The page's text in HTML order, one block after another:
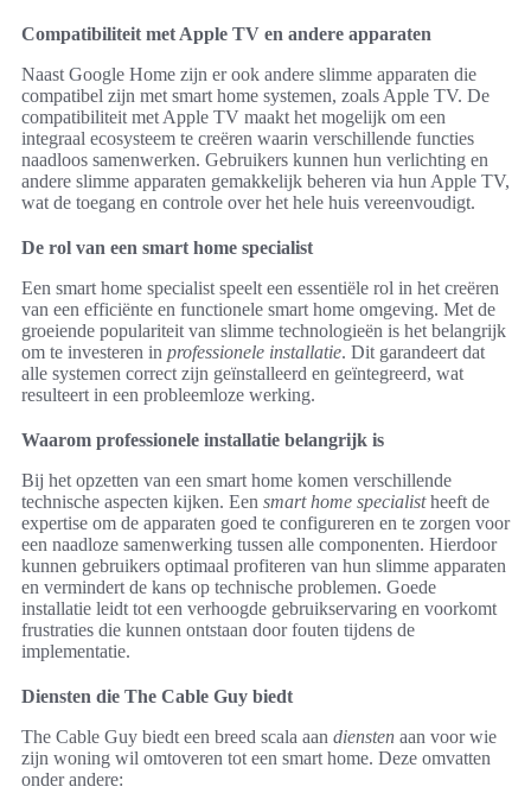
Compatibiliteit met Apple TV en andere apparaten
Naast Google Home zijn er ook andere slimme apparaten die
compatibel zijn met smart home systemen, zoals Apple TV. De
compatibiliteit met Apple TV maakt het mogelijk om een
integraal ecosysteem te creëren waarin verschillende functies
naadloos samenwerken. Gebruikers kunnen hun verlichting en
andere slimme apparaten gemakkelijk beheren via hun Apple TV,
wat de toegang en controle over het hele huis vereenvoudigt.
De rol van een smart home specialist
Een smart home specialist speelt een essentiële rol in het creëren
van een efficiënte en functionele smart home omgeving. Met de
groeiende populariteit van slimme technologieën is het belangrijk
om te investeren in professionele installatie. Dit garandeert dat
alle systemen correct zijn geïnstalleerd en geïntegreerd, wat
resulteert in een probleemloze werking.
Waarom professionele installatie belangrijk is
Bij het opzetten van een smart home komen verschillende
technische aspecten kijken. Een smart home specialistheeft de
expertise om de apparaten goed te configureren en te zorgen voor
een naadloze samenwerking tussen alle componenten. Hierdoor
kunnen gebruikers optimaal profiteren van hun slimme apparaten
en vermindert de kans op technische problemen. Goede
installatie leidt tot een verhoogde gebruikservaring en voorkomt
frustraties die kunnen ontstaan door fouten tijdens de
implementatie.
Diensten die The Cable Guy biedt
The Cable Guy biedt een breed scala aan diensten aan voor wie
zijn woning wil omtoveren tot een smart home. Deze omvatten
onder andere: